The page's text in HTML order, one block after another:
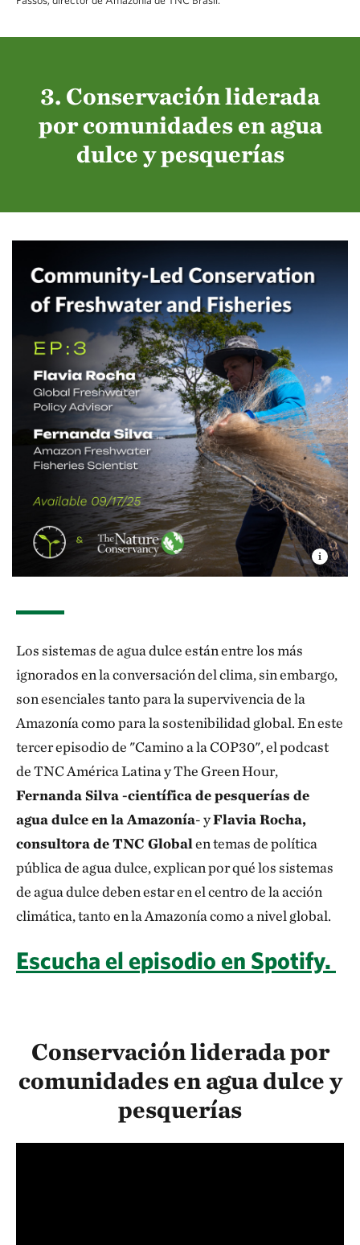
3. Conservación liderada
por comunidades en agua
dulce y pesquerías
Los sistemas de agua dulce están entre los más
ignorados en la conversación del clima, sin embargo,
son esenciales tanto para la supervivencia de la
Amazonía como para la sostenibilidad global. En este
tercer episodio de "Camino a la COP30", el podcast
de TNC América Latina y The Green Hour,
Fernanda Silva -científica de pesquerías de
agua dulce en la Amazonía- yFlavia Rocha,
consultora de TNC Globalen temas de política
pública de agua dulce, explican por qué los sistemas
de agua dulce deben estar en el centro de la acción
climática, tanto en la Amazonía como a nivel global.
Escucha el episodio en Spotify.
Conservación liderada por
comunidades en agua dulce y
pesquerías